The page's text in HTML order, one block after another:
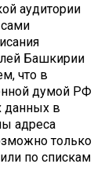
аудитории
Башкирии
что в
думой РФ
данных в
адреса
только
по спискам